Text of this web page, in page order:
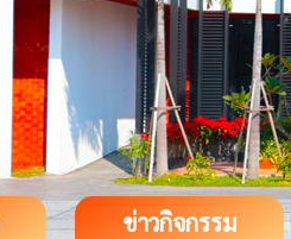
ข่าวกิจกรรม